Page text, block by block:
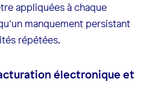
appliquées à chaque
manquement persistant
répétées.
électronique et